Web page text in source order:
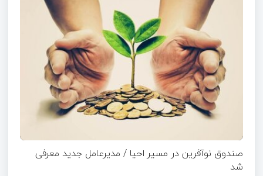
صندوق نوآفرین در مسیر احیا / مدیرعامل جدید معرفی
شد